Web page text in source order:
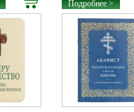
Подробнее >